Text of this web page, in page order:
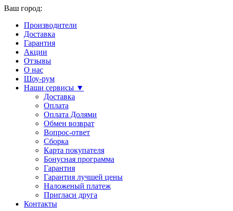
Ваш город:
Производители
Доставка
Гарантия
Акции
Отзывы
О нас
Шоу-рум
Наши сервисы ▼
Доставка
Оплата
Оплата Долями
Обмен возврат
Вопрос-ответ
Сборка
Карта покупателя
Бонусная программа
Гарантия
Гарантия лучшей цены
Наложеный платеж
Пригласи друга
Контакты